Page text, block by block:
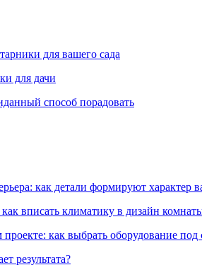
для вашего сада
для дачи
способ порадовать
как детали формируют характер
вписать климатику в дизайн
как выбрать оборудование под
результата?